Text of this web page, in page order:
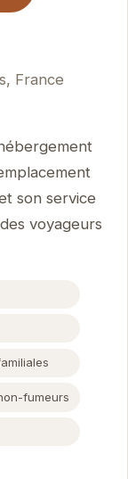
France
son service
voyageurs
fumeurs